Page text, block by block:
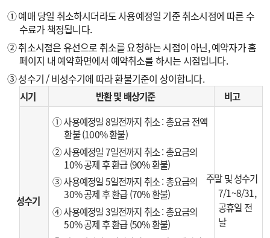
① 예매 당일 취소하시더라도 사용예정일 기준 취소시점에 따른 수
수료가 책정됩니다.
② 취소시점은 유선으로 취소를 요청하는 시점이 아닌, 예약자가 홈
페이지 내 예약화면에서 예약취소를 하시는 시점입니다.
③ 성수기 / 비성수기에 따라 환불기준이 상이합니다.
시기 반환 및 배상기준 비고
성수기
① 사용예정일 8일전까지 취소 : 총요금 전액
환불 (100% 환불)
② 사용예정일 7일전까지 취소 : 총요금의
10% 공제 후 환급 (90% 환불)
③ 사용예정일 5일전까지 취소 : 총요금의
30% 공제 후 환급 (70% 환불)
④ 사용예정일 3일전까지 취소 : 총요금의
50% 공제 후 환급 (50% 환불)
주말 및 성수기
7/1~8/31,
공휴일 전
날